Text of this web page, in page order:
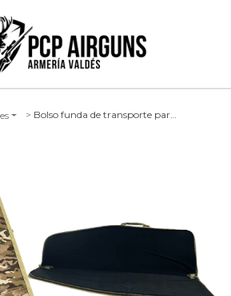
Bolso funda de transporte para rifle camuflaje militar 100x33cm